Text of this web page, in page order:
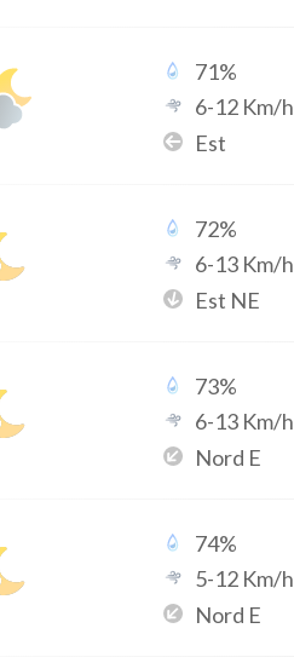
71%
6-12 Km/h
Est
72%
6-13 Km/h
Est NE
73%
6-13 Km/h
Nord E
74%
5-12 Km/h
Nord E